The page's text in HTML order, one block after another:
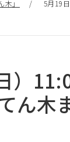
」
5月19
）
木